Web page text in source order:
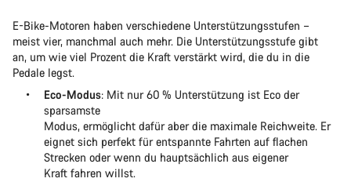
E-Bike-Motoren haben verschiedene Unterstützungsstufen –
meist vier, manchmal auch mehr. Die Unterstützungsstufe gibt
an, um wie viel Prozent die Kraft verstärkt wird, die du in die
Pedale legst.
Eco-Modus: Mit nur 60 % Unterstützung ist Eco der
sparsamste
Modus, ermöglicht dafür aber die maximale Reichweite. Er
eignet sich perfekt für entspannte Fahrten auf flachen
Strecken oder wenn du hauptsächlich aus eigener
Kraft fahren willst.